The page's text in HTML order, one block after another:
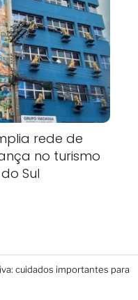
rede de
no turismo
Sul
cuidados importantes para